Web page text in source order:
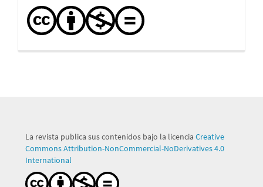
La revista publica sus contenidos bajo la licencia Creative
Commons Attribution-NonCommercial-NoDerivatives 4.0
International